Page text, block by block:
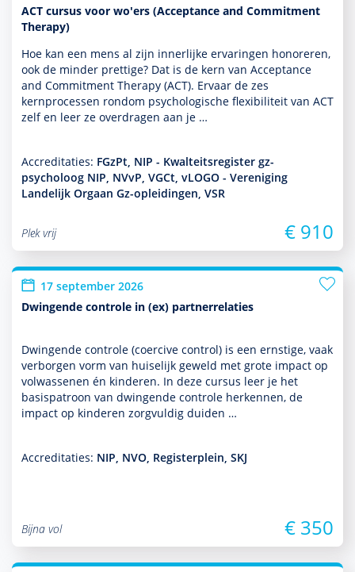
ACT cursus voor wo'ers (Acceptance and Commitment
Therapy)
Hoe kan een mens al zijn innerlijke ervaringen honoreren,
ook de minder prettige? Dat is de kern van Acceptance
and Commitment Therapy (ACT). Ervaar de zes
kernprocessen ron­dom psycho­logische flexibiliteit van ACT
zelf en leer ze overdragen aan je …
Accreditaties: FGzPt, NIP - Kwalteitsregister gz-
psycholoog NIP, NVvP, VGCt, vLOGO - Vereniging
Landelijk Orgaan Gz-opleidingen, VSR
Plek vrij € 910
17 september 2026
Dwingende controle in (ex) partnerrelaties
Dwingende controle (coercive control) is een ernstige, vaak
verborgen vorm van huiselijk geweld met grote impact op
vol­was­senen én kin­de­ren. In deze cursus leer je het
basispatroon van dwingende controle herkennen, de
impact op kin­de­ren zorgvuldig duiden …
Accreditaties: NIP, NVO, Registerplein, SKJ
Bijna vol € 350